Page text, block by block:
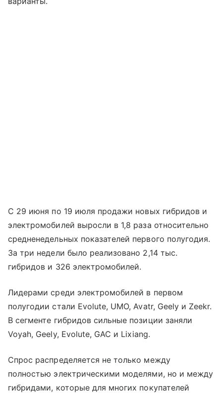
С 29 июня по 19 июля продажи новых гибридов и
электромобилей выросли в 1,8 раза относительно
средненедельных показателей первого полугодия.
За три недели было реализовано 2,14 тыс.
гибридов и 326 электромобилей.
Лидерами среди электромобилей в первом
полугодии стали Evolute, UMO, Avatr, Geely и Zeekr.
В сегменте гибридов сильные позиции заняли
Voyah, Geely, Evolute, GAC и Lixiang.
Спрос распределяется не только между
полностью электрическими моделями, но и между
гибридами, которые для многих покупателей